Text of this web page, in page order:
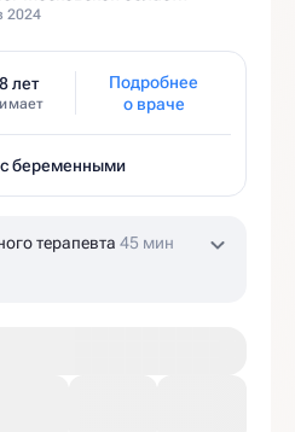
2024
лет
Подробнее
о враче
с беременными
терапевта 45 мин